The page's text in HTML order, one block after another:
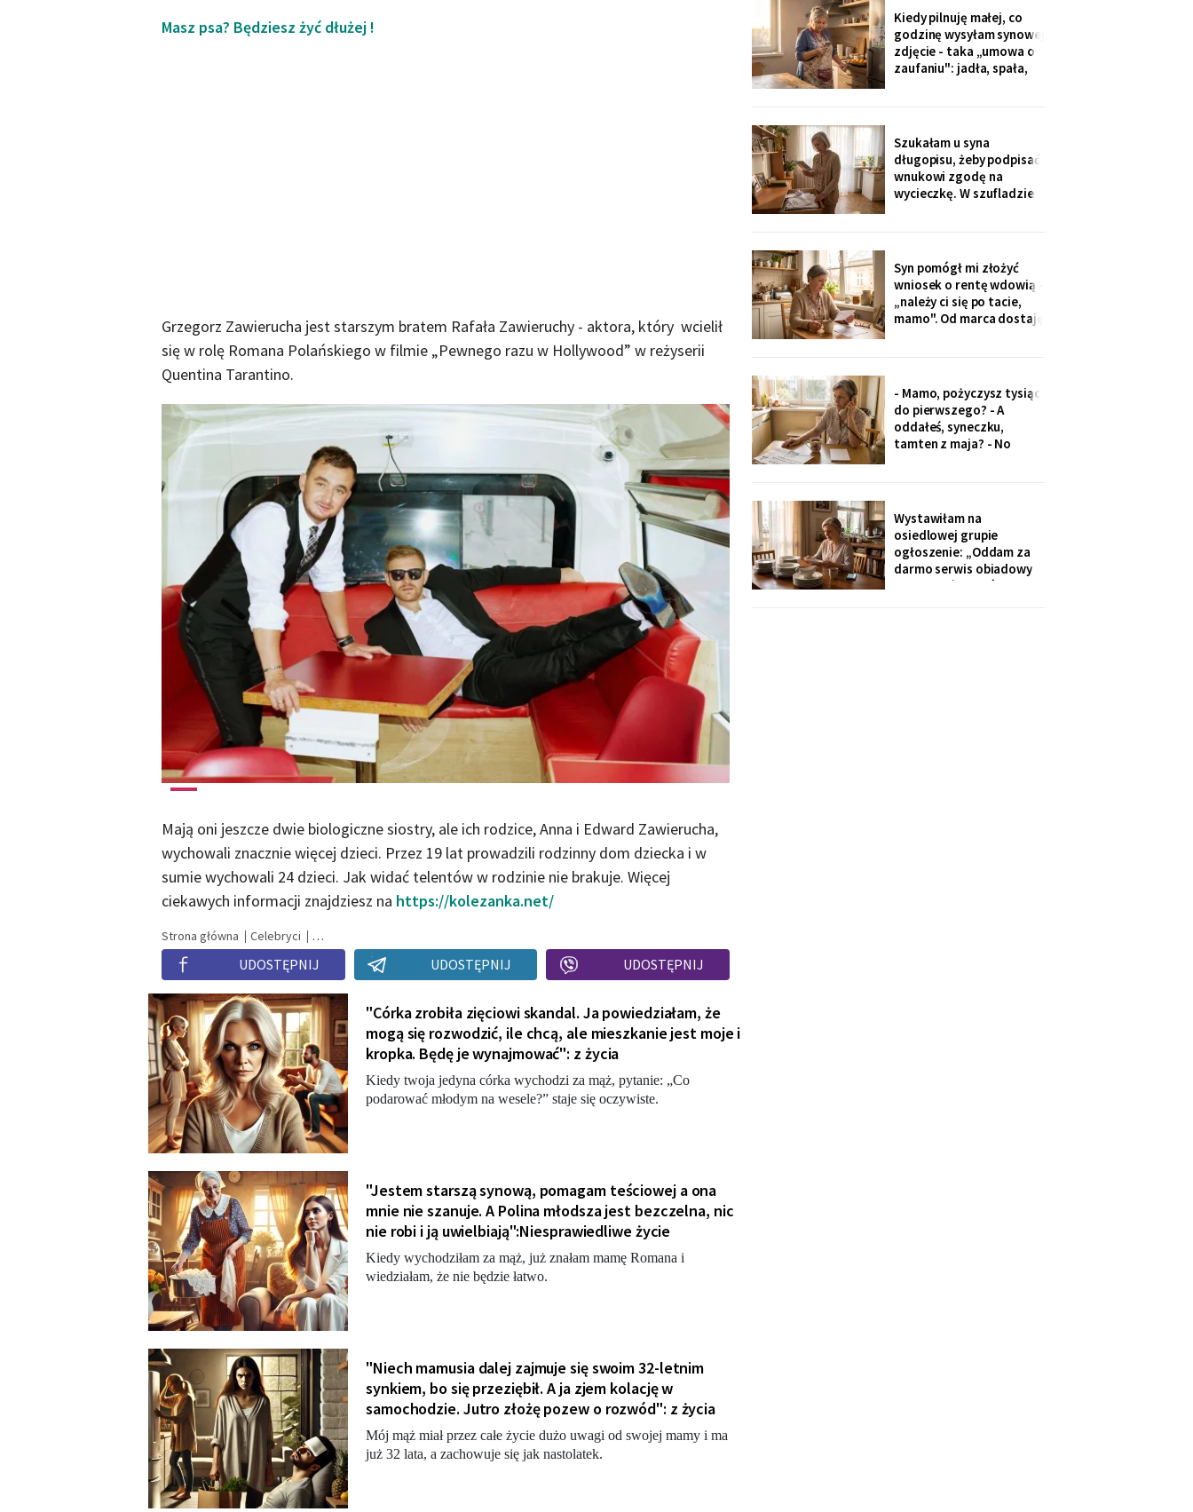
Masz psa? Będziesz żyć dłużej !
Grzegorz Zawierucha jest starszym bratem Rafała Zawieruchy - aktora, który wcielił
się w rolę Romana Polańskiego w filmie „Pewnego razu w Hollywood” w reżyserii
Quentina Tarantino.
Mają oni jeszcze dwie biologiczne siostry, ale ich rodzice, Anna i Edward Zawierucha,
wychowali znacznie więcej dzieci. Przez 19 lat prowadzili rodzinny dom dziecka i w
sumie wychowali 24 dzieci. Jak widać telentów w rodzinie nie brakuje. Więcej
ciekawych informacji znajdziesz na https://kolezanka.net/
Strona główna Celebryci
UDOSTĘPNIJ UDOSTĘPNIJ UDOSTĘPNIJ
"Córka zrobiła zięciowi skandal. Ja powiedziałam, że
mogą się rozwodzić, ile chcą, ale mieszkanie jest moje i
kropka. Będę je wynajmować": z życia
Kiedy twoja jedyna córka wychodzi za mąż, pytanie: „Co
podarować młodym na wesele?” staje się oczywiste.
"Jestem starszą synową, pomagam teściowej a ona
mnie nie szanuje. A Polina młodsza jest bezczelna, nic
nie robi i ją uwielbiają":Niesprawiedliwe życie
Kiedy wychodziłam za mąż, już znałam mamę Romana i
wiedziałam, że nie będzie łatwo.
"Niech mamusia dalej zajmuje się swoim 32-letnim
synkiem, bo się przeziębił. A ja zjem kolację w
samochodzie. Jutro złożę pozew o rozwód": z życia
Mój mąż miał przez całe życie dużo uwagi od swojej mamy i ma
już 32 lata, a zachowuje się jak nastolatek.
ogórkiem - nie umiałam
odmówić. Wieczorem
przyszła wiadomość:
„proszę traktować
zeszyt poważnie, inaczej
Kiedy pilnuję małej, co
godzinę wysyłam synowej
zdjęcie - taka „umowa o
zaufaniu": jadła, spała,
czternastej. Siedem
minut później dzwonił
telefon: „czemu nie ma
zdjęcia, coś się stało?!".
Babeczki
Szukałam u syna
długopisu, żeby podpisać
wnukowi zgodę na
wycieczkę. W szufladzie
ołówkiem: «od
stycznia?».
Syn pomógł mi złożyć
wniosek o rentę wdowią -
„należy ci się po tacie,
mamo". Od marca dostaję
to tatowe pieniądze, a
tata by chciał pomagać
nam, nie tobie".
- Mamo, pożyczysz tysiąc
do pierwszego? - A
oddałeś, syneczku,
tamten z maja? - No
później zadzwoniła
synowa. Zaczęła od tego,
że „babcia podobno robi
problemy".
Wystawiłam na
osiedlowej grupie
ogłoszenie: „Oddam za
darmo serwis obiadowy
na dwanaście osób,